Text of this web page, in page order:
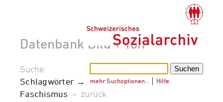
Datenbank Bild + Ton
mehr Suchoptionen… Hilfe
Suche:
Schlagwörter →
Faschismus – zurück